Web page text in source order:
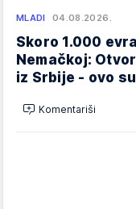
MLADI 04.08.2026.
Skoro 1.000
Nemačkoj:
iz Srbije - ovo
Komentariši